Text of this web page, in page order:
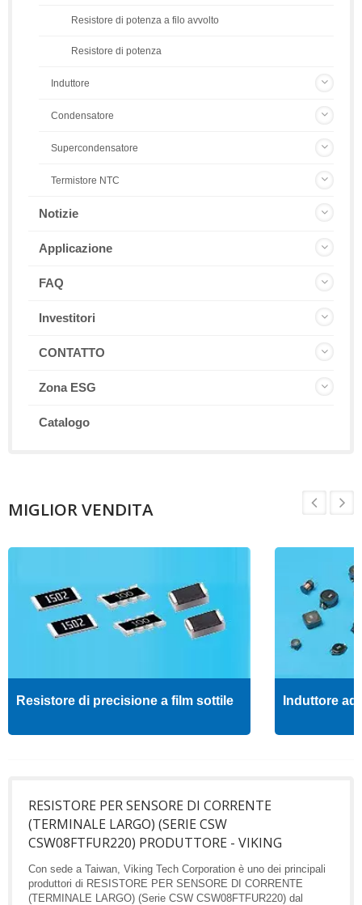
Resistore di potenza a filo avvolto
Resistore di potenza
Induttore
Condensatore
Supercondensatore
Termistore NTC
Notizie
Applicazione
FAQ
Investitori
CONTATTO
Zona ESG
Catalogo
MIGLIOR VENDITA
Resistore di precisione a film sottile Induttore
RESISTORE PER SENSORE DI CORRENTE
(TERMINALE LARGO) (SERIE CSW
CSW08FTFUR220) PRODUTTORE - VIKING
Con sede a Taiwan, Viking Tech Corporation è uno dei principali
produttori di RESISTORE PER SENSORE DI CORRENTE
(TERMINALE LARGO) (Serie CSW CSW08FTFUR220) dal